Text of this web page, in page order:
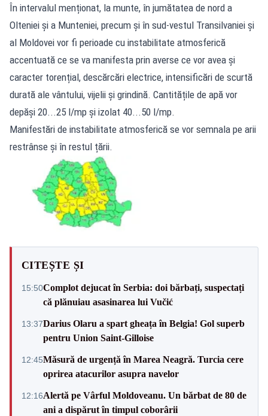
În intervalul menționat, la munte, în jumătatea de nord a
Olteniei și a Munteniei, precum și în sud-vestul Transilvaniei și
al Moldovei vor fi perioade cu instabilitate atmosferică
accentuată ce se va manifesta prin averse ce vor avea și
caracter torențial, descărcări electrice, intensificări de scurtă
durată ale vântului, vijelii și grindină. Cantitățile de apă vor
depăși 20...25 l/mp și izolat 40...50 l/mp.
Manifestări de instabilitate atmosferică se vor semnala pe arii
restrânse și în restul țării.
CITEȘTE ȘI
15:50Complot dejucat în Serbia: doi bărbați, suspectați
că plănuiau asasinarea lui Vučić
13:37Darius Olaru a spart gheața în Belgia! Gol superb
pentru Union Saint-Gilloise
12:45Măsură de urgență în Marea Neagră. Turcia cere
oprirea atacurilor asupra navelor
12:16Alertă pe Vârful Moldoveanu. Un bărbat de 80 de
ani a dispărut în timpul coborârii